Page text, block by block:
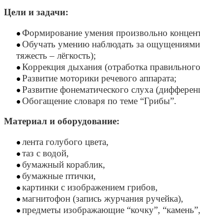
Цели и задачи:
Формирование умения произвольно
Обучать умению наблюдать за ощущениями
тяжесть – лёгкость);
Коррекция дыхания (отработка
Развитие моторики речевого аппарата;
Развитие фонематического слуха
Обогащение словаря по теме “Грибы”.
Материал и оборудование:
лента голубого цвета,
таз с водой,
бумажный кораблик,
бумажные птички,
картинки с изображением грибов,
магнитофон (запись журчания ручейка),
предметы изображающие “кочку”,